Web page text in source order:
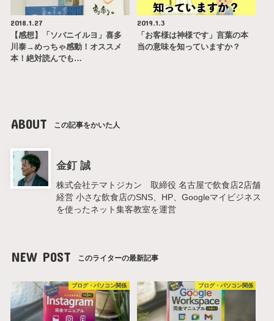
2018.1.27
【感想】「ソバニイルヨ」喜多
川泰→めっちゃ感動！オススメ
本！絶対読んでも…
2019.1.3
「お客様は神様です」言葉の本
当の意味を知っていますか？
ABOUT この記事をかいた人
金釘 誠
株式会社テマトジカン 取締役 名古屋で飲食店2店舗
経営 小さな飲食店のSNS、HP、Googleマイビジネス
を使ったネット集客教室を運営
NEW POST このライターの最新記事
ブログ・パソコン関係 ブログ・パソコン関係